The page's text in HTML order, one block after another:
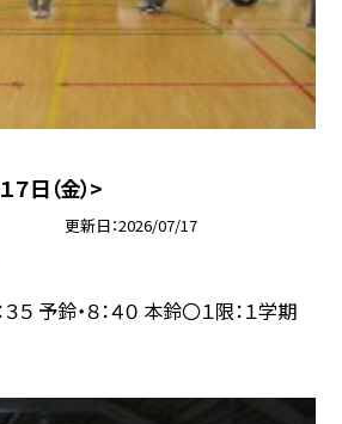
日（金）>
更新日 2026/07/17
３５ 予鈴・８：４０ 本鈴〇１限：１学期